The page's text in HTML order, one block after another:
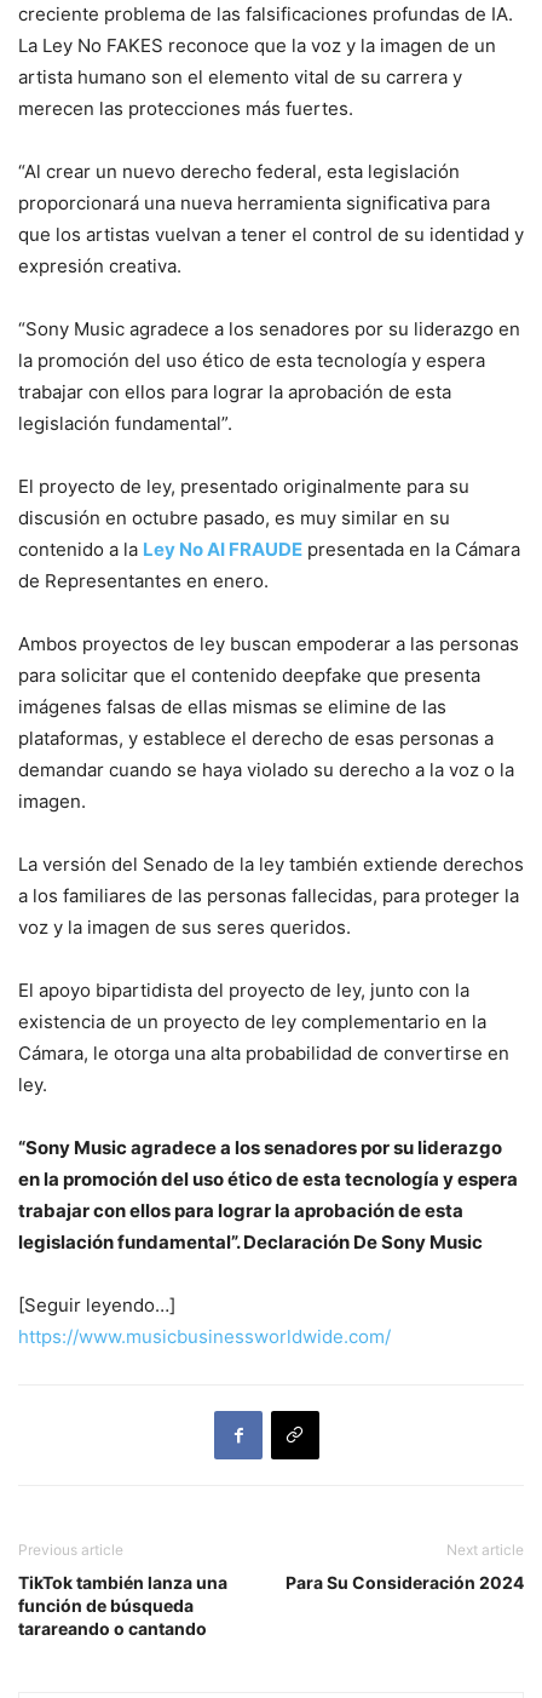
creciente problema de las falsificaciones profundas de IA.
La Ley No FAKES reconoce que la voz y la imagen de un
artista humano son el elemento vital de su carrera y
merecen las protecciones más fuertes.
“Al crear un nuevo derecho federal, esta legislación
proporcionará una nueva herramienta significativa para
que los artistas vuelvan a tener el control de su identidad y
expresión creativa.
“Sony Music agradece a los senadores por su liderazgo en
la promoción del uso ético de esta tecnología y espera
trabajar con ellos para lograr la aprobación de esta
legislación fundamental”.
El proyecto de ley, presentado originalmente para su
discusión en octubre pasado, es muy similar en su
contenido a la Ley No AI FRAUDE presentada en la Cámara
de Representantes en enero.
Ambos proyectos de ley buscan empoderar a las personas
para solicitar que el contenido deepfake que presenta
imágenes falsas de ellas mismas se elimine de las
plataformas, y establece el derecho de esas personas a
demandar cuando se haya violado su derecho a la voz o la
imagen.
La versión del Senado de la ley también extiende derechos
a los familiares de las personas fallecidas, para proteger la
voz y la imagen de sus seres queridos.
El apoyo bipartidista del proyecto de ley, junto con la
existencia de un proyecto de ley complementario en la
Cámara, le otorga una alta probabilidad de convertirse en
ley.
“Sony Music agradece a los senadores por su liderazgo
en la promoción del uso ético de esta tecnología y espera
trabajar con ellos para lograr la aprobación de esta
legislación fundamental”. Declaración De Sony Music
[Seguir leyendo…]
https://www.musicbusinessworldwide.com/
Previous article
TikTok también lanza una
función de búsqueda
tarareando o cantando
Next article
Para Su Consideración 2024